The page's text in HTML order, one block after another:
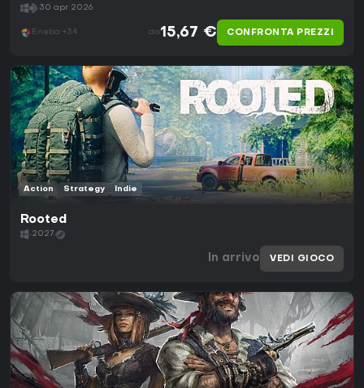
30 apr 2026
Eneba +34 da 15,67 € CONFRONTA PREZZI
Action Strategy Indie
Rooted
2027
In arrivo VEDI GIOCO